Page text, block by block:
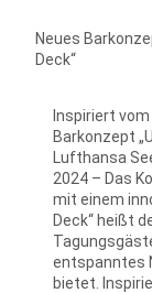
Neues
Deck“
Inspiriert
Barkonzept
Lufthansa
2024 – Das
mit einem
Deck“ heißt
entspanntes
bietet.